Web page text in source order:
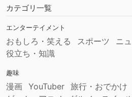
カテゴリ一覧
エンターテイメント
おもしろ・笑える スポーツ ニ
役立ち・知識
趣味
漫画 YouTuber 旅行・おでかけ